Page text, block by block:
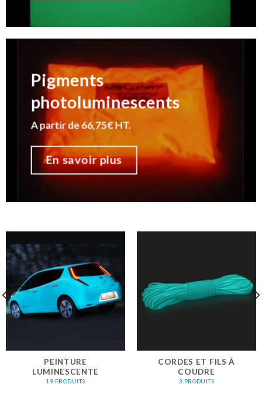
Pigments
photoluminescents
A partir de 66,75€ HT.
En savoir plus
PEINTURE
LUMINESCENTE
19 PRODUITS
CORDES ET FILS À
COUDRE
3 PRODUITS